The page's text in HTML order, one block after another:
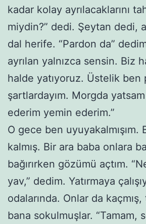
kadar kolay ayrılacaklarını
miydin?” dedi. Şeytan dedi,
dal herife. “Pardon da”
ayrılan yalnızca sensin. Biz
halde yatıyoruz. Üstelik ben
şartlardayım. Morgda
ederim yemin ederim.”
O gece ben uyuyakalmışım.
kalmış. Bir ara baba onlara
bağırırken gözümü açtım.
yav,” dedim. Yatırmaya
odalarında. Onlar da
bana sokulmuşlar. “Tamam,